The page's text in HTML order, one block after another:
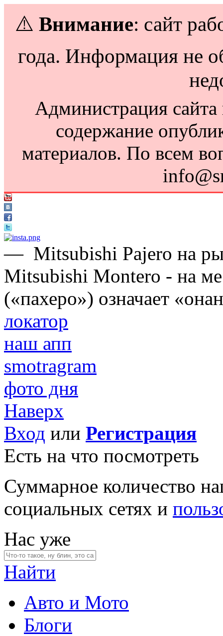
⚠️ Внимание: сайт
года. Информация не
Администрация сайта
содержание
материалов. По всем
— Mitsubishi Pajero на
Mitsubishi Montero - на
(«пахеро») означает
локатор
наш апп
smotragram
фото дня
Наверх
Вход или Регистрация
Есть на что посмотреть
Суммарное количество
социальных сетях и
Нас уже
Найти
Авто и Мото
Блоги